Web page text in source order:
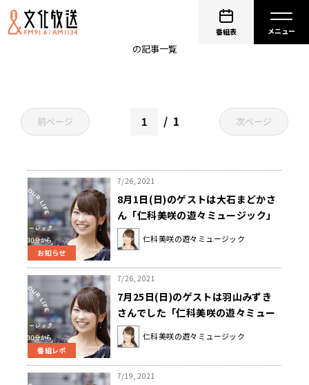
番組表
の記事一覧
前ページ 1 次ページ
お知らせ
7/26, 2021
8月1日(日)のゲストは大石まどかさ
ん「仁科美咲の遊々ミュージック」
仁科美咲の遊々ミュージック
番組レポ
7/26, 2021
7月25日(日)のゲストは羽山みずき
さんでした「仁科美咲の遊々ミュー
ジック」
仁科美咲の遊々ミュージック
7/19, 2021